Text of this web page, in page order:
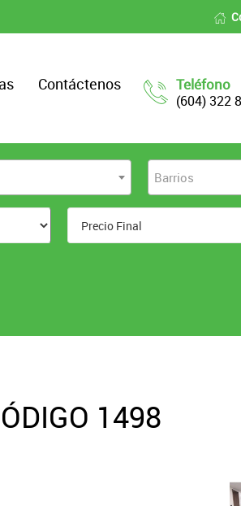
Teléfono
(604) 322
Contáctenos
Barrios
1498